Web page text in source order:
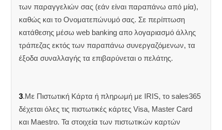
των παραγγελιών σας (εάν είναι παραπάνω από μία),
καθώς και το Ονοματεπώνυμό σας. Σε περίπτωση
κατάθεσης μέσω web banking απο λογαριασμό άλλης
τράπεζας εκτός των παραπάνω συνεργαζόμενων, τα
έξοδα συναλλαγής τα επιβαρύνεται ο πελάτης.
3.Με Πιστωτική Κάρτα ή πληρωμή με IRIS, το sales365
δέχεται όλες τις πιστωτικές κάρτες Visa, Master Card
και Maestro. Τα στοιχεία των πιστωτικών καρτών